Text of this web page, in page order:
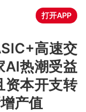
打开APP
高速交
AI热潮受益
资本开支转
产值